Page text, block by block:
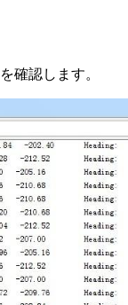
確認します。